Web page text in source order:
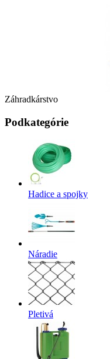
Záhradkárstvo
Podkategórie
Hadice a spojky
Náradie
Pletivá